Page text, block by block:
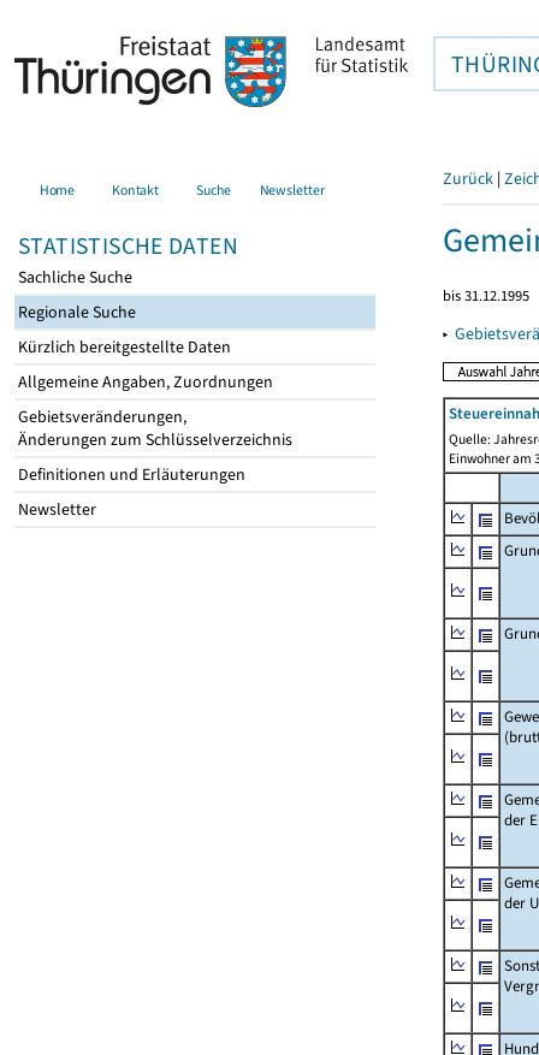
Home Kontakt Suche Newsletter
STATISTISCHE DATEN
Sachliche Suche
Regionale Suche
Kürzlich bereitgestellte Daten
Allgemeine Angaben, Zuordnungen
Gebietsveränderungen,
Änderungen zum Schlüsselverzeichnis
Definitionen und Erläuterungen
Newsletter
Zurück |
bis 31.12.1995
▸
Quelle:
Einwohner am
der
der